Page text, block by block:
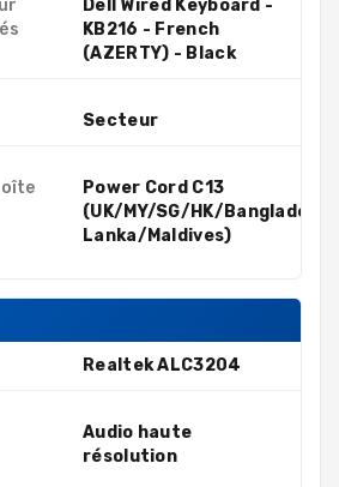
Dell Wired Keyboard -
KB216 - French
(AZERTY) - Black
Secteur
Power Cord C13
(UK/MY/SG/HK/
Lanka/Maldives)
Realtek ALC3204
Audio haute
résolution